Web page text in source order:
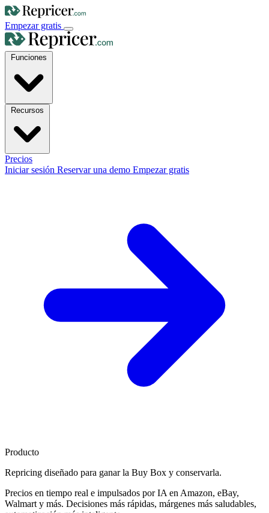
Empezar gratis
Precios
Iniciar sesión Reservar una demo Empezar gratis
Producto
Repricing diseñado para ganar la Buy Box y conservarla.
Precios en tiempo real e impulsados por IA en Amazon, eBay,
Walmart y más. Decisiones más rápidas, márgenes más saludables,